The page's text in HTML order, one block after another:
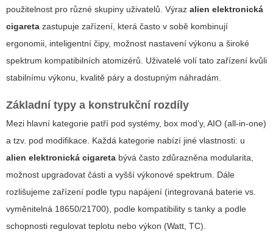
použitelnost pro různé skupiny uživatelů. Výraz alien elektronická
cigareta zastupuje zařízení, která často v sobě kombinují
ergonomii, inteligentní čipy, možnost nastavení výkonu a široké
spektrum kompatibilních atomizérů. Uživatelé volí tato zařízení kvůli
stabilnímu výkonu, kvalitě páry a dostupným náhradám.
Základní typy a konstrukční rozdíly
Mezi hlavní kategorie patří pod systémy, box mod’y, AIO (all-in-one)
a tzv. pod modifikace. Každá kategorie nabízí jiné vlastnosti: u
alien elektronická cigareta bývá často zdůrazněna modularita,
možnost upgradovat části a vyšší výkonové spektrum. Dále
rozlišujeme zařízení podle typu napájení (integrovaná baterie vs.
vyměnitelná 18650/21700), podle kompatibility s tanky a podle
schopnosti regulovat teplotu nebo výkon (Watt, TC).